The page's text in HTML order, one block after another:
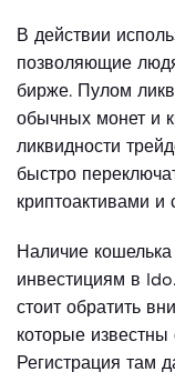
В действии
позволяющие
бирже. Пулом
обычных монет и
ликвидности
быстро
криптоактивами и
Наличие
инвестициям в
стоит обратить
которые известны
Регистрация там